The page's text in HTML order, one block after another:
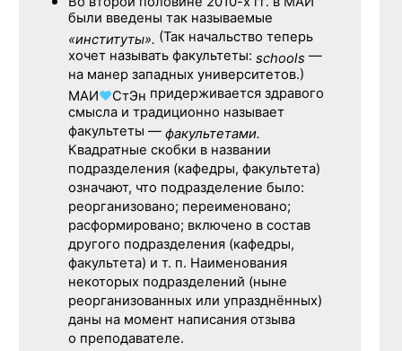
были введены так называемые
«институты». (Так начальство теперь
хочет называть факультеты: schools —
на манер западных университетов.)
МАИ♥СтЭн придерживается здравого
смысла и традиционно называет
факультеты — факультетами.
Квадратные скобки в названии
подразделения (кафедры, факультета)
означают, что подразделение было:
реорганизовано; переименовано;
расформировано; включено в состав
другого подразделения (кафедры,
факультета) и т. п. Наименования
некоторых подразделений (ныне
реорганизованных или упразднённых)
даны на момент написания отзыва
о преподавателе.